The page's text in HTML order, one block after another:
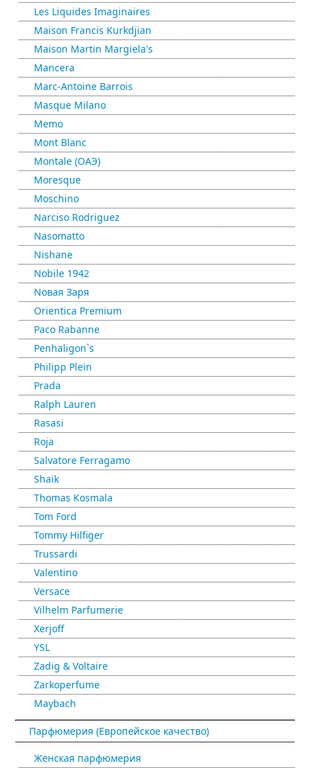
Les Liquides Imaginaires
Maison Francis Kurkdjian
Maison Martin Margiela's
Mancera
Marc-Antoine Barrois
Masque Milano
Memo
Mont Blanc
Montale (ОАЭ)
Moresque
Moschino
Narciso Rodriguez
Nasomatto
Nishane
Nobile 1942
Nовая Заря
Orientica Premium
Paco Rabanne
Penhaligon`s
Philipp Plein
Prada
Ralph Lauren
Rasasi
Roja
Salvatore Ferragamo
Shaik
Thomas Kosmala
Tom Ford
Tommy Hilfiger
Trussardi
Valentino
Versace
Vilhelm Parfumerie
Xerjoff
YSL
Zadig & Voltaire
Zarkoperfume
Maybach
Парфюмерия (Европейское качество)
Женская парфюмерия